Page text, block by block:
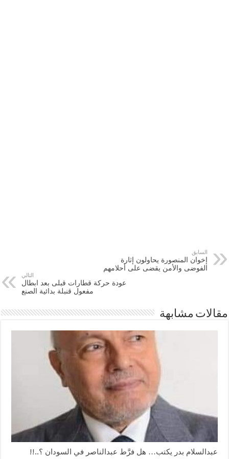
السابق
إخوان المنصورة يحاولون إثارة
الفوضى والأمن يقضى على أحلامهم
التالي
عودة حركة قطارات قبلى بعد ابطال
مفعول قنبلة بدائية الصنع
مقالات مشابهة
عبدالسلام بدر يكتب… هل فرَّط عبدالناصر في السودان ؟..!!